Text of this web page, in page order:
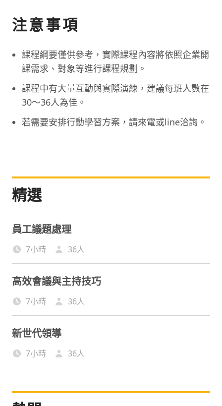
注意事項
課程綱要僅供參考，實際課程內容將依照企業開
課需求、對象等進行課程規劃。
課程中有大量互動與實際演練，建議每班人數在
30～36人為佳。
若需要安排行動學習方案，請來電或line洽詢。
精選
員工議題處理
7小時 36人
高效會議與主持技巧
7小時 36人
新世代領導
7小時 36人